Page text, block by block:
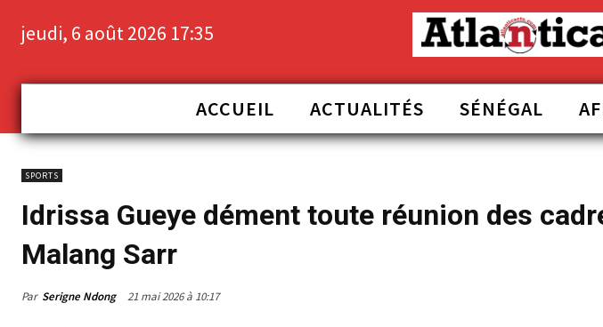
jeudi, 6 août 2026 17:35
ACCUEIL ACTUALITÉS SÉNÉGAL
SPORTS
Idrissa Gueye dément toute réunion des
Malang Sarr
Par Serigne Ndong 21 mai 2026 à 10:17